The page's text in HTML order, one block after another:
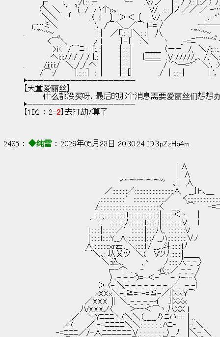
┌　　‘i,　’,.:/l.::.::┐　 　 　 ｰ‐　　.V/,／¨´|.: |/^).: |.:／).
(＼ ＼. ‘i, ‘i,.::/　ハ个o｡　　　　 　 V/, .::.: |ノ ／／ ／
＼＼ 　┘ 　　 .〈. :|　_〕　＞＜ 〔_　 V/, ／　　　　　　_､‐''
┌…ミ＼　　 　 　 　 '， /⌒＼__／⌒ lﾆ= /　　　 　 　 ー
.　 ｀~"''～ ,,　　 　 　 　 |:|　 ／「.::.:.|＼: :|　.八　　　　　｀~"''～
<⌒＼　　　　　ﾉ l　　　:〕-〔 　:＼　　 丶　　_-=ﾆ⌒¨ﾞ
>i<　/⌒ﾆ=-[:..:| 　 　:|.:.: |　　 ＿＿ 〈ー－　/,　＼/
へi:i://:/ / / [.: | 　 　:|.:.: |　　[二二　.V /////,.､ /,:＼
.　　 　/i:i:i:/　＼_/_/_へ. | 　 　:|.:.: |　　 ￣￣ /｀^''―=''^　＼'，
/⌒:/ 　 　 |.::.::.|　:| | 　 　:|.:.:[| 　 　 　 ./　|.::.::.:|　 　 　 | '
▶————————————————————
【天童爱丽丝】
什么都没买呀，最后的那个消息需要爱丽丝们想想
▶————————————————————
【1D2 ： 2=2】去打劫/算了
2485 ： ◆纯雪 ： 2026年05月23日 20:30:24 ID:3pZzHb4m
| ∧
|　∧
'"~~~~~~~~~~"'　 ､ｌ　 人
／::::::::::／::::::::::::::::::::::::::人　 __〕ｈ､＿
.:::::::::::::::::′:::::::::::::::::::::／　　く
/:::::::::::::::::::::::::::::::::::::::::く　 ___　 ⌒　　 ‐=ﾆ
.::::::::::::::::::::::ｌ::::::::::::::::::::i|::::::::＜ヽ　　|　　　　
′:::′::::::::::ﾉ:::::::::::ｌ:::::: i|::::::::::::::V　　ｌ　　　　　
ｌ:::::::|:::::::::／′:::::::::|::::::八、:::::::::::V　　　　　　　
|:::::::ｌ:::::Y__人::::::::::::|:::/ __ﾊ:::::::::::::∨ﾉ　　　　　
人:::::::::::xｒzz.._＼::::::l:/ __...斗:::::::ｌﾉ　　　　　　　　
⌒＼､: 圦乂ツ　＼(　 Vツﾉ.:::::::|＿＿　 　 　 　
＼:込､. 　 　 ,丶　　 ﾉ:::::::人-_-_〉　　　　　　
r‐‐个: .　 ‐　　 ィ(::::／_-_-_ /　　　　　 　
〉､-_-_-う=‐＜-⌒´- ﾉ-‐‐〈　　　　　　　　
＞ (-_＼-_-_-_-_-_-_-_／___-_-{　　　　　　　　
xXXx＼-_≧=‐-=≦-／}|XXY⌒　　　　　　　　　　
／XXX ∥ ＼_-_-_-_-イ　 .}|XXx　　　　　　　　　　　
ﾉVXXXノ〈　 　 ＞‐‐＜⌒ヽ.八XX ｌ　　　　　　　　　
／　 ＼Yﾆﾆﾆ＼(＼＼（_____ﾉ〉ﾆハ== | .、　　　　　　
／(　　 ／ ‐=ﾆﾆﾆﾆ＼＼: : : : : :.ﾊﾆ‐　　|-_＼　　　　　　
‐=ﾆﾆﾆ／/-人ﾆﾆﾆﾆﾆﾆ∨: : : : : : : 〉__ﾉ　 |＼-_＼　　　　